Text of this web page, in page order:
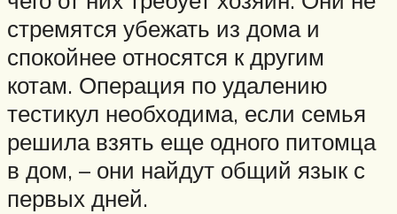
стремятся убежать из дома и
спокойнее относятся к другим
котам. Операция по удалению
тестикул необходима, если семья
решила взять еще одного питомца
в дом, – они найдут общий язык с
первых дней.